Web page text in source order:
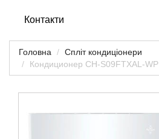
Контакти
Головна
Спліт кондиціонери
Кондиционер CH-S09FTXAL-WP